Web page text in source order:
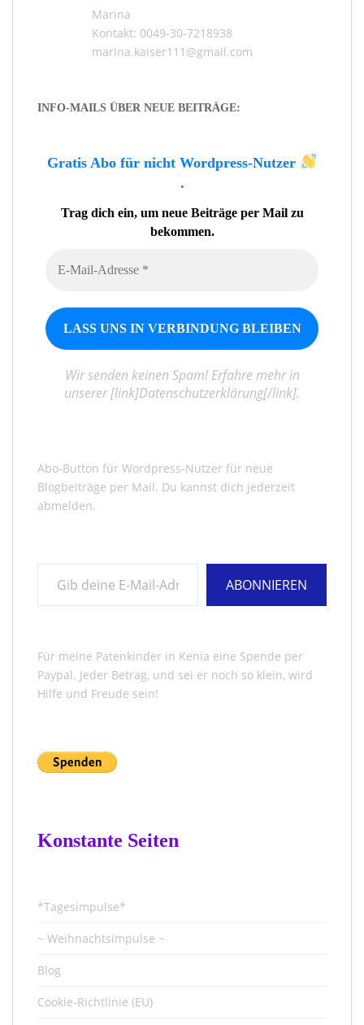
Marina
Kontakt: 0049-30-7218938
marina.kaiser111@gmail.com
INFO-MAILS ÜBER NEUE BEITRÄGE:
Gratis Abo für nicht Wordpress-Nutzer
.
Trag dich ein, um neue Beiträge per Mail zu
bekommen.
Wir senden keinen Spam! Erfahre mehr in
unserer [link]Datenschutzerklärung[/link].
Abo-Button für Wordpress-Nutzer für neue
Blogbeiträge per Mail. Du kannst dich jederzeit
abmelden.
ABONNIEREN
Für meine Patenkinder in Kenia eine Spende per
Paypal. Jeder Betrag, und sei er noch so klein, wird
Hilfe und Freude sein!
Konstante Seiten
*Tagesimpulse*
~ Weihnachtsimpulse ~
Blog
Cookie-Richtlinie (EU)